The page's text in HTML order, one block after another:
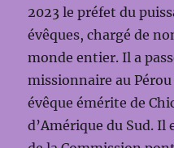
2023 le préfet du
évêques, chargé de
monde entier. Il a
missionnaire au
évêque émérite de
d’Amérique du Sud.